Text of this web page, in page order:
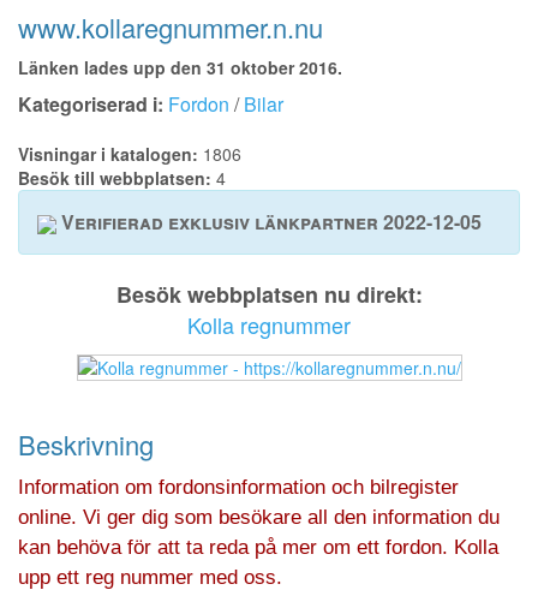
www.kollaregnummer.n.nu
Länken lades upp den 31 oktober 2016.
Kategoriserad i: Fordon /Bilar
Visningar i katalogen: 1806
Besök till webbplatsen: 4
Verifierad exklusiv länkpartner 2022-12-05
Besök webbplatsen nu direkt:
Kolla regnummer
Beskrivning
Information om fordonsinformation och bilregister
online. Vi ger dig som besökare all den information du
kan behöva för att ta reda på mer om ett fordon. Kolla
upp ett reg nummer med oss.